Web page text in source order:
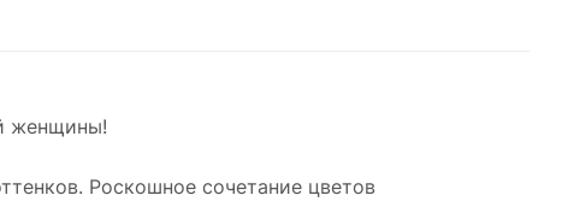
женщины!
Роскошное сочетание цветов